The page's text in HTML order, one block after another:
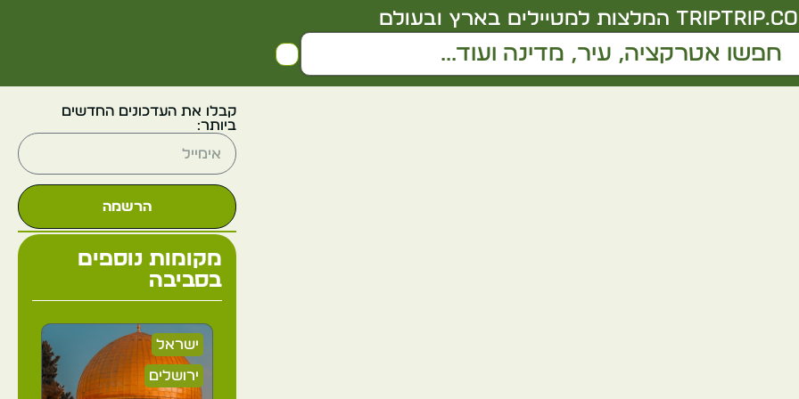
המלצות למטיילים בארץ ובעולם
קבלו את העדכונים החדשים
ביותר:
הרשמה
מקומות נוספים
בסביבה
ישראל
ירושלים